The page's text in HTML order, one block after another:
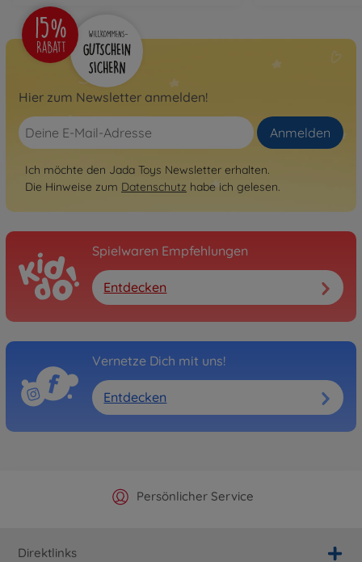
Hier zum Newsletter anmelden!
Anmelden
Ich möchte den Jada Toys Newsletter erhalten.
Die Hinweise zum Datenschutz habe ich gelesen.
Spielwaren Empfehlungen
Entdecken
Vernetze Dich mit uns!
Entdecken
Offizieller Hersteller Shop
Persönlicher Service
Versandkostenfrei ab 25€
Schnelle Lieferung
Direktlinks